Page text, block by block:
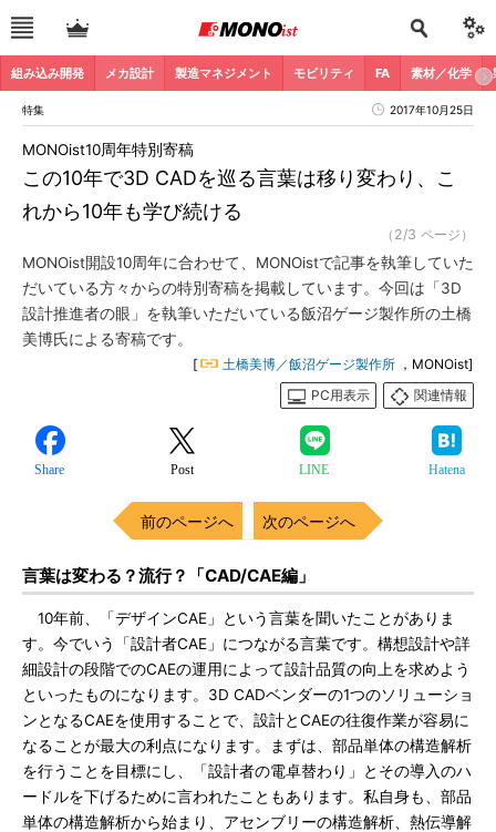
組み込み開発 メカ設計 製造マネジメント モビリティ FA 素材／化学
特集 2017年10月25日
この10年で3D CADを巡る言葉は移り変わり、こ
れから10年も学び続ける
MONOist10周年特別寄稿
（2/3 ページ）
MONOist開設10周年に合わせて、MONOistで記事を執筆していた
だいている方々からの特別寄稿を掲載しています。今回は「3D
設計推進者の眼」を執筆いただいている飯沼ゲージ製作所の土橋
美博氏による寄稿です。
[ 土橋美博／飯沼ゲージ製作所 ，MONOist]
PC用表示
関連情報
Share Post LINE Hatena
前のページへ 次のページへ
言葉は変わる？流行？「CAD/CAE編」
10年前、「デザインCAE」という言葉を聞いたことがありま
す。今でいう「設計者CAE」につながる言葉です。構想設計や詳
細設計の段階でのCAEの運用によって設計品質の向上を求めよう
といったものになります。3D CADベンダーの1つのソリューショ
ンとなるCAEを使用することで、設計とCAEの往復作業が容易に
なることが最大の利点になります。まずは、部品単体の構造解析
を行うことを目標にし、「設計者の電卓替わり」とその導入のハ
ードルを下げるために言われたこともあります。私自身も、部品
単体の構造解析から始まり、アセンブリーの構造解析、熱伝導解